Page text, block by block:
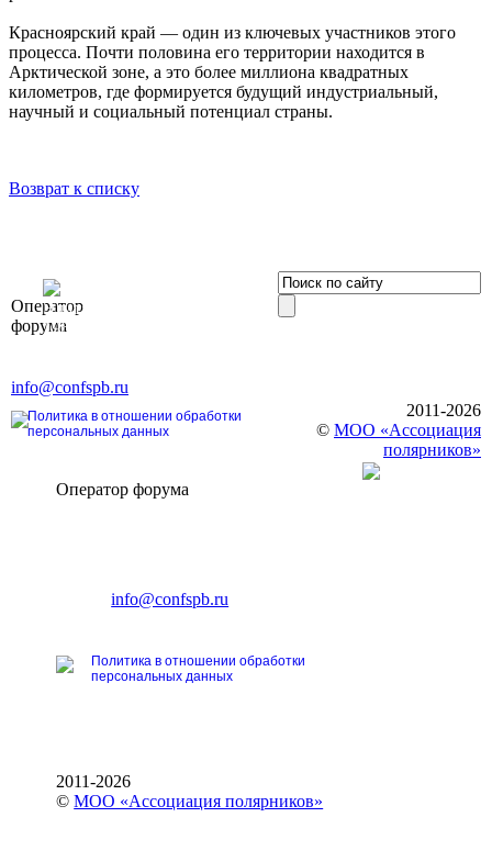
Красноярский край — один из ключевых участников этого
процесса. Почти половина его территории находится в
Арктической зоне, а это более миллиона квадратных
километров, где формируется будущий индустриальный,
научный и социальный потенциал страны.
Возврат к списку
Оператор
форума
Элит»
196191, г. Санкт-Петербург,
info@confspb.ru
Политика в отношении обработки
персональных данных
2011-2026
© МОО «Ассоциация
полярников»
Оператор форума
E-mail:info@confspb.ru
Политика в отношении обработки
персональных данных
2011-2026
©МОО «Ассоциация полярников»